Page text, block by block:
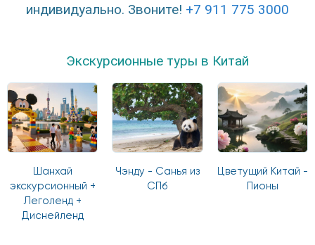
индивидуально. Звоните! +7 911 775 3000
Экскурсионные туры в Китай
Шанхай
экскурсионный +
Леголенд +
Диснейленд
Чэнду - Санья из
СПб
Цветущий Китай -
Пионы